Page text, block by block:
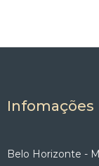
Infomações
Belo Horizonte -